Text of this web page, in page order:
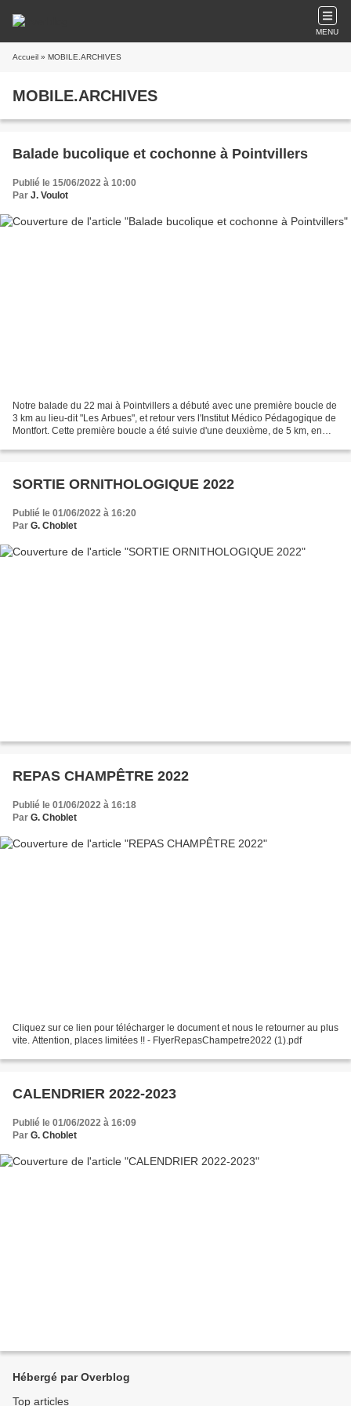
MENU
Accueil » MOBILE.ARCHIVES
MOBILE.ARCHIVES
Balade bucolique et cochonne à Pointvillers
Publié le 15/06/2022 à 10:00
Par J. Voulot
Notre balade du 22 mai à Pointvillers a débuté avec une première boucle de
3 km au lieu-dit "Les Arbues", et retour vers l'Institut Médico Pédagogique de
Montfort. Cette première boucle a été suivie d'une deuxième, de 5 km, en
SORTIE ORNITHOLOGIQUE 2022
Publié le 01/06/2022 à 16:20
Par G. Choblet
REPAS CHAMPÊTRE 2022
Publié le 01/06/2022 à 16:18
Par G. Choblet
Cliquez sur ce lien pour télécharger le document et nous le retourner au plus
vite. Attention, places limitées !! - FlyerRepasChampetre2022 (1).pdf
CALENDRIER 2022-2023
Publié le 01/06/2022 à 16:09
Par G. Choblet
Hébergé par Overblog
Top articles